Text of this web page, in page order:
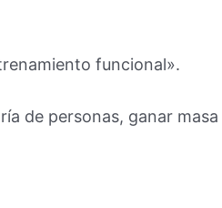
funcional».
de personas, ganar